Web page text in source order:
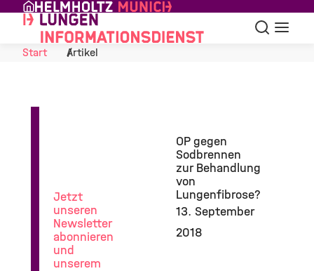
Skip to Content
Suche
Start
Artikel
OP gegen
Sodbrennen
zur Behandlung
von
Lungenfibrose?
13. September
2018
Jetzt
unseren
Newsletter
abonnieren
und
unserem